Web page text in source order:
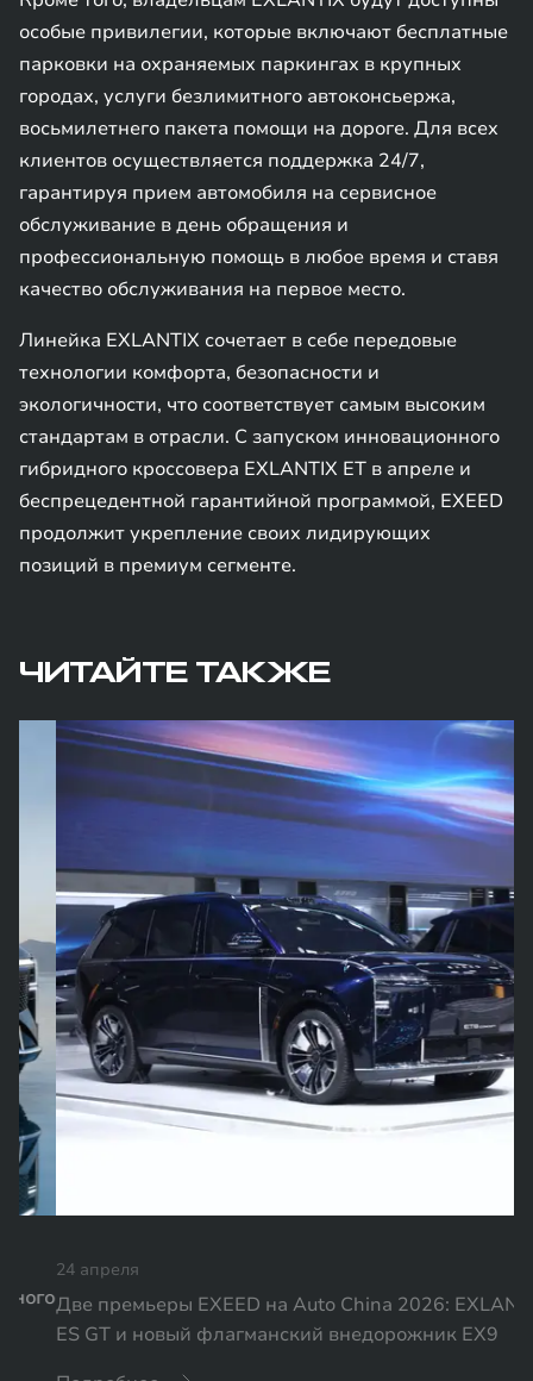
особые привилегии, которые включают бесплатные
парковки на охраняемых паркингах в крупных
городах, услуги безлимитного автоконсьержа,
восьмилетнего пакета помощи на дороге. Для всех
клиентов осуществляется поддержка 24/7,
гарантируя прием автомобиля на сервисное
обслуживание в день обращения и
профессиональную помощь в любое время и ставя
качество обслуживания на первое место.
Линейка EXLANTIX сочетает в себе передовые
технологии комфорта, безопасности и
экологичности, что соответствует самым высоким
стандартам в отрасли. С запуском инновационного
гибридного кроссовера EXLANTIX ET в апреле и
беспрецедентной гарантийной программой, EXEED
продолжит укрепление своих лидирующих
позиций в премиум сегменте.
ЧИТАЙТЕ ТАКЖЕ
Две премьеры EXEED на Auto China 2026: EXLANTIX
ES GT и новый флагманский внедорожник EX9